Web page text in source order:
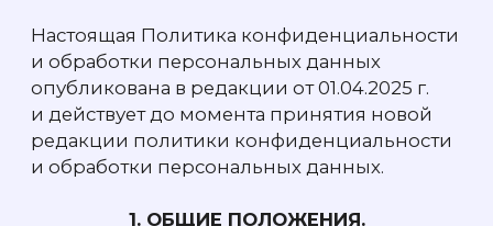
1. ОБЩИЕ ПОЛОЖЕНИЯ.
1.1. Настоящая Политика
конфиденциальности и обработки
персональных данных (далее —
«Политика») принята Обществом
с ограниченной ответственностью
«Оператор Платежных Услуг «ЭКВА»
(далее — «Администратор») и действует
в отношении всей информации, которую
о Пользователе сайт www.eqwa.ru (далее —